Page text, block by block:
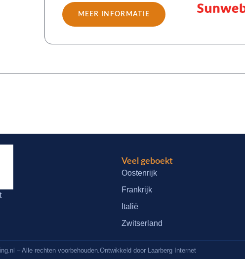
MEER INFORMATIE
Veel geboekt
Oostenrijk
Frankrijk
Italië
Zwitserland
– Alle rechten voorbehouden. Ontwikkeld door Laarberg Internet